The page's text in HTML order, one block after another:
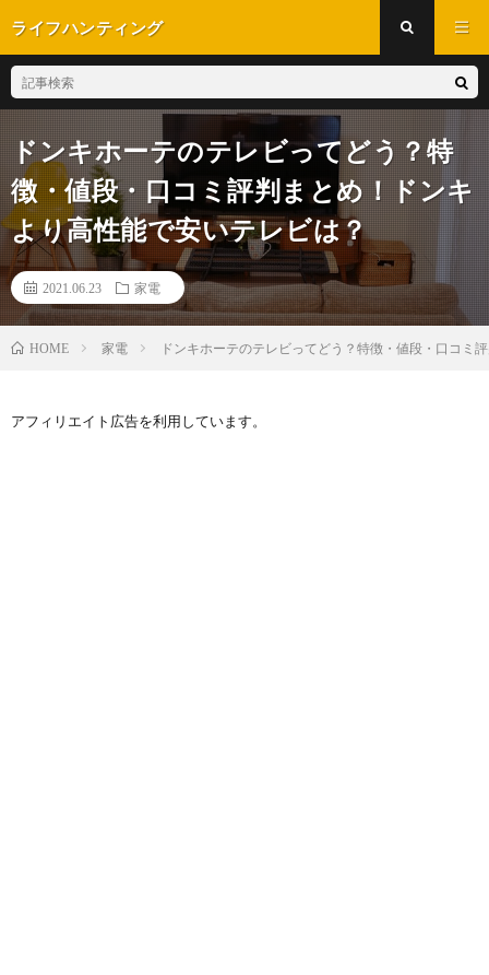
ライフハンティング
ドンキホーテのテレビってどう？特
徴・値段・口コミ評判まとめ！ドンキ
より高性能で安いテレビは？
2021.06.23 家電
HOME 家電 ドンキホーテのテレビってどう？特徴・値段・口コミ
アフィリエイト広告を利用しています。